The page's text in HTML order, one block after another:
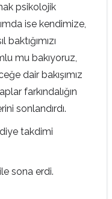
psikolojik
ise kendimize,
mu bakıyoruz,
dair bakışımız
farkındalığın
sonlandırdı.
takdimi
sona erdi.